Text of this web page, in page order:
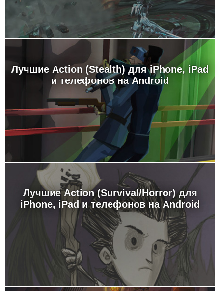
Лучшие Action (Stealth) для iPhone, iPad
и телефонов на Android
Лучшие Action (Survival/Horror) для
iPhone, iPad и телефонов на Android